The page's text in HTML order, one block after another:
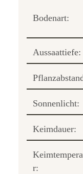
Bodenart:
Aussaattiefe:
Sonnenlicht:
Keimdauer:
r: